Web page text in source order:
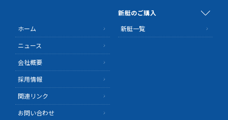
ホーム
ニュース
会社概要
採用情報
関連リンク
お問い合わせ
新艇のご購入
新艇一覧